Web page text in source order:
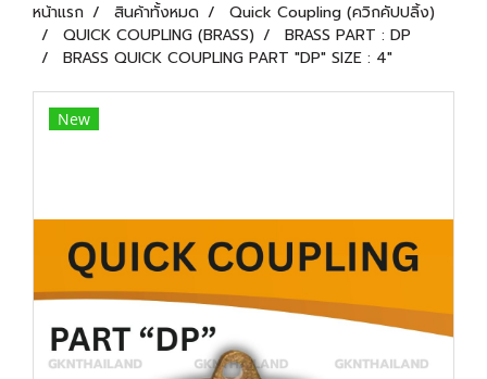
หน้าแรก สินค้าทั้งหมด
Quick Coupling (ควิกคัปปลิ้ง)
QUICK COUPLING (BRASS)
BRASS PART : DP
BRASS QUICK COUPLING PART "DP" SIZE : 4"
New